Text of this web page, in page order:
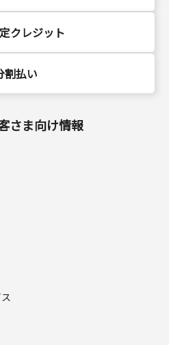
クレジット
割払い
さま向け情報